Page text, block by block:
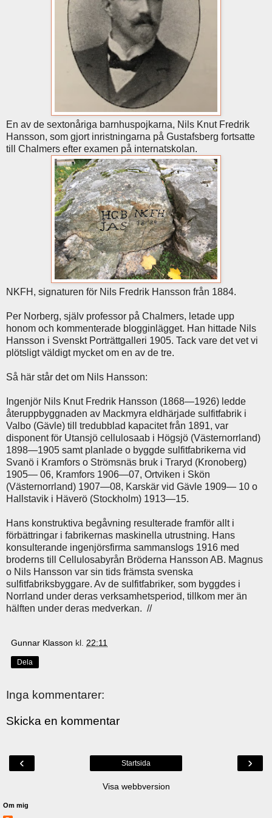
En av de sextonåriga barnhuspojkarna, Nils Knut Fredrik
Hansson, som gjort inristningarna på Gustafsberg fortsatte
till Chalmers efter examen på internatskolan.
NKFH, signaturen för Nils Fredrik Hansson från 1884.
Per Norberg, själv professor på Chalmers, letade upp
honom och kommenterade blogginlägget. Han hittade Nils
Hansson i Svenskt Porträttgalleri 1905. Tack vare det vet vi
plötsligt väldigt mycket om en av de tre.
Så här står det om Nils Hansson:
Ingenjör Nils Knut Fredrik Hansson (1868—1926) ledde
återuppbyggnaden av Mackmyra eldhärjade sulfitfabrik i
Valbo (Gävle) till tredubblad kapacitet från 1891, var
disponent för Utansjö cellulosaab i Högsjö (Västernorrland)
1898—1905 samt planlade o byggde sulfitfabrikerna vid
Svanö i Kramfors o Strömsnäs bruk i Traryd (Kronoberg)
1905— 06, Kramfors 1906—07, Ortviken i Skön
(Västernorrland) 1907—08, Karskär vid Gävle 1909— 10 o
Hallstavik i Häverö (Stockholm) 1913—15.
Hans konstruktiva begåvning resulterade framför allt i
förbättringar i fabrikernas maskinella utrustning. Hans
konsulterande ingenjörsfirma sammanslogs 1916 med
broderns till Cellulosabyrån Bröderna Hansson AB. Magnus
o Nils Hansson var sin tids främsta svenska
sulfitfabriksbyggare. Av de sulfitfabriker, som byggdes i
Norrland under deras verksamhetsperiod, tillkom mer än
hälften under deras medverkan. //
Gunnar Klasson kl. 22:11
Dela
Inga kommentarer:
Skicka en kommentar
‹ ›
Startsida
Visa webbversion
Om mig